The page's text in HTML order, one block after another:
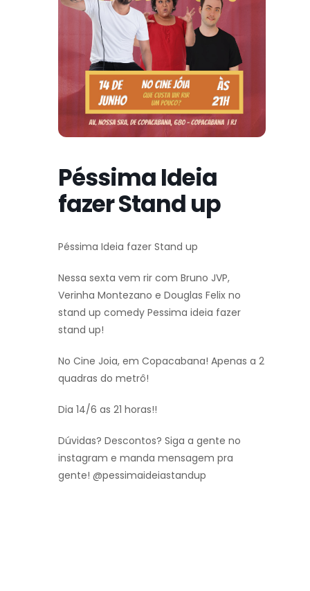
Péssima Ideia
fazer Stand up
Péssima Ideia fazer Stand up
Nessa sexta vem rir com Bruno JVP,
Verinha Montezano e Douglas Felix no
stand up comedy Pessima ideia fazer
stand up!
No Cine Joia, em Copacabana! Apenas a 2
quadras do metrô!
Dia 14/6 as 21 horas!!
Dúvidas? Descontos? Siga a gente no
instagram e manda mensagem pra
gente! @pessimaideiastandup